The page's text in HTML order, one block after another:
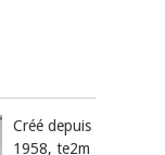
Créé depuis
1958, te2m